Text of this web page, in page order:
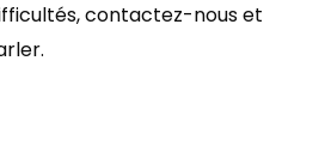
contactez-nous et